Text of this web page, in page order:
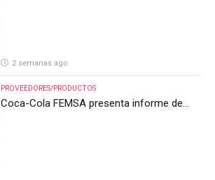
2 semanas ago
PROVEEDORES/PRODUCTOS
Coca-Cola FEMSA presenta informe de